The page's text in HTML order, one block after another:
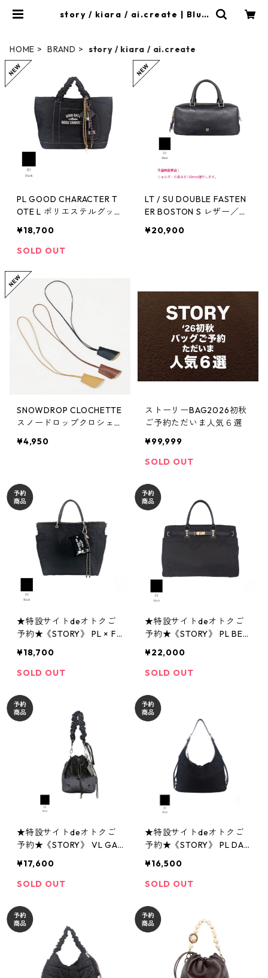
story / kiara / ai.create | Blue
HOME BRAND story / kiara / ai.create
PL GOOD CHARACTER T
OTE L ポリエステルグッド
4 story 2607
¥18,700
SOLD OUT
LT / SU DOUBLE FASTEN
ER BOSTON S レザー／ス
ー ボストンS 3A- 1882 -4
¥20,900
SNOWDROP CLOCHETTE
スノードロップクロシェッ
01c
¥4,950
ストーリーBAG2026初秋
ご予約ただいま人気６選
¥99,999
SOLD OUT
★特設サイトdeオトクご
予約★《STORY》 PL × FU
エステルxファー リバーシ
ブル トートM
¥18,700
SOLD OUT
★特設サイトdeオトクご
予約★《STORY》 PL BEL
ベルテッド トートL 3A- 18
93 -3 story 2607
¥22,000
SOLD OUT
★特設サイトdeオトクご
予約★《STORY》 VL GAT
ロア ギャザーストラップ
ハンドバッグ ЗA- 1892 -3
¥17,600
SOLD OUT
★特設サイトdeオトクご
予約★《STORY》 PL DAIL
エステル デイリー ワンシ
ョルダーM ЗA- 1886 -4 st
¥16,500
SOLD OUT